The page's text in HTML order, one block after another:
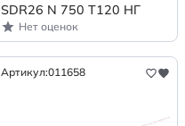
SDR26 N 750 Т120 НГ
Нет оценок
Артикул:011658